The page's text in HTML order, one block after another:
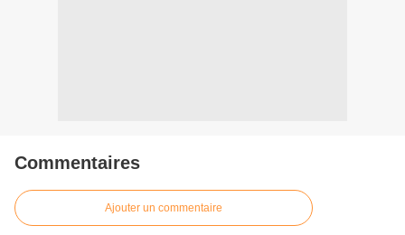
Commentaires
Ajouter un commentaire